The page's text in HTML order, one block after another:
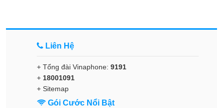
Liên Hệ
+ Tổng đài Vinaphone: 9191
+ 18001091
+ Sitemap
Gói Cước Nổi Bật